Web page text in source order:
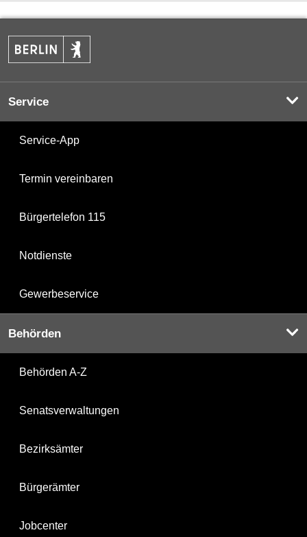
Service
Service-App
Termin vereinbaren
Bürgertelefon 115
Notdienste
Gewerbeservice
Behörden
Behörden A-Z
Senatsverwaltungen
Bezirksämter
Bürgerämter
Jobcenter